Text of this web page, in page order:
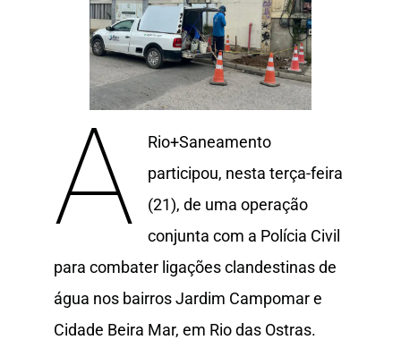
A
Rio+Saneamento
participou, nesta terça-feira
(21), de uma operação
conjunta com a Polícia Civil
para combater ligações clandestinas de
água nos bairros Jardim Campomar e
Cidade Beira Mar, em Rio das Ostras.